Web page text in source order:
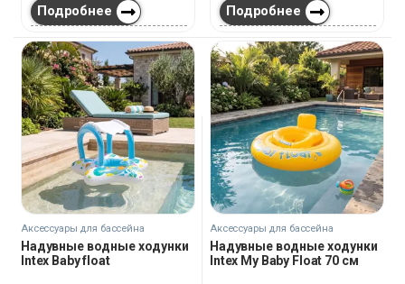
Подробнее Подробнее
Аксессуары для бассейна
Надувные водные ходунки
Intex Baby float
Аксессуары для бассейна
Надувные водные ходунки
Intex My Baby Float 70 см